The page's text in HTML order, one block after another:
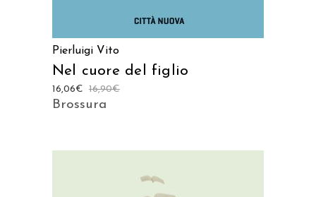
Pierluigi Vito
Nel cuore del figlio
16,90€
16,06€
Brossura